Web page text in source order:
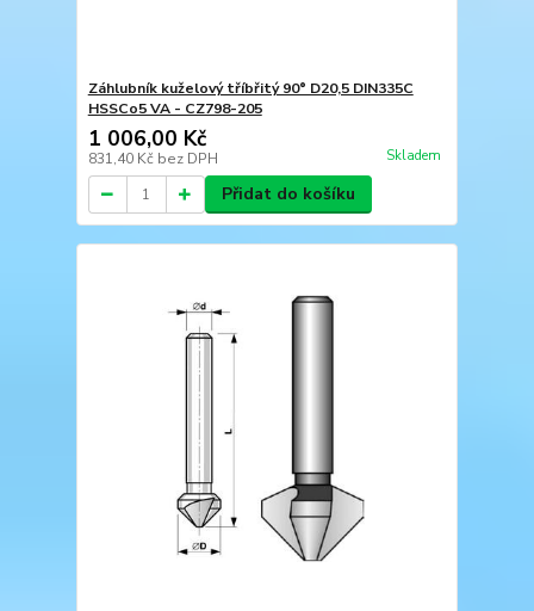
Záhlubník kuželový tříbřitý 90° D20,5 DIN335C
HSSCo5 VA - CZ798-205
1 006,00 Kč
831,40 Kč bez DPH Skladem
Přidat do košíku